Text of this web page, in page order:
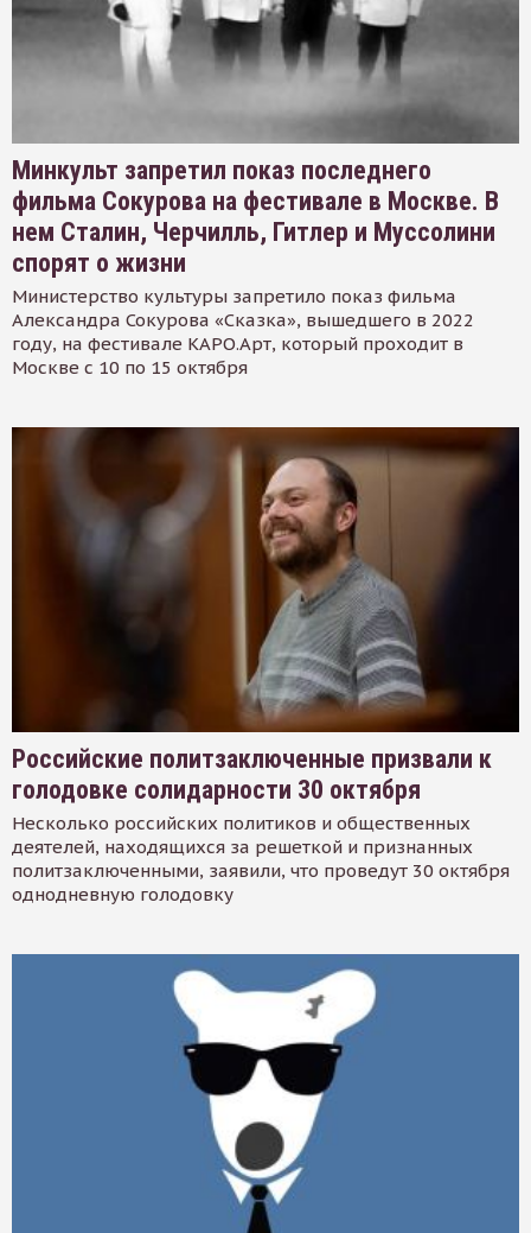
Минкульт запретил показ последнего
фильма Сокурова на фестивале в Москве. В
нем Сталин, Черчилль, Гитлер и Муссолини
спорят о жизни
Министерство культуры запретило показ фильма
Александра Сокурова «Сказка», вышедшего в 2022
году, на фестивале КАРО.Арт, который проходит в
Москве с 10 по 15 октября
Российские политзаключенные призвали к
голодовке солидарности 30 октября
Несколько российских политиков и общественных
деятелей, находящихся за решеткой и признанных
политзаключенными, заявили, что проведут 30 октября
однодневную голодовку